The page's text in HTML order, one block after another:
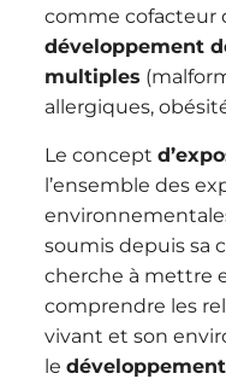
comme cofacteur
développement
multiples
allergiques,
Le concept
l’ensemble des
soumis depuis sa
cherche à mettre
comprendre les
vivant et son
le